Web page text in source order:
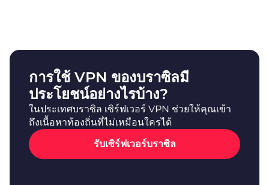
การใช้ VPN ของบราซิลมี
ประโยชน์อย่างไรบ้าง?
ในประเทศบราซิล เซิร์ฟเวอร์ VPN ช่วยให้คุณเข้า
ถึงเนื้อหาท้องถิ่นที่ไม่เหมือนใครได้
รับเซิร์ฟเวอร์บราซิล